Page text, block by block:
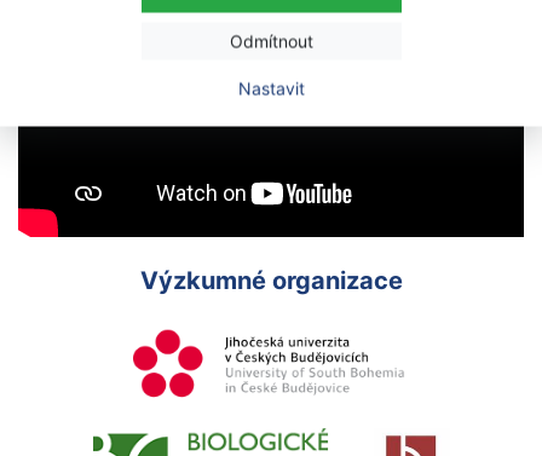
Odmítnout
Nastavit
Výzkumné organizace